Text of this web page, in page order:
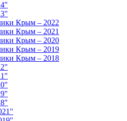
Крым – 2022
Крым – 2021
Крым – 2020
Крым – 2019
Крым – 2018